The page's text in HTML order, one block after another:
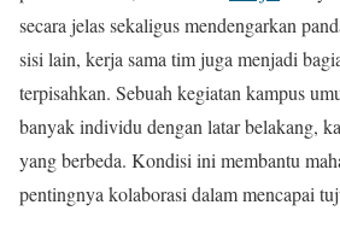
secara jelas sekaligus mendengarkan
sisi lain, kerja sama tim juga menjadi
terpisahkan. Sebuah kegiatan kampus
banyak individu dengan latar belakang,
yang berbeda. Kondisi ini membantu
pentingnya kolaborasi dalam mencapai